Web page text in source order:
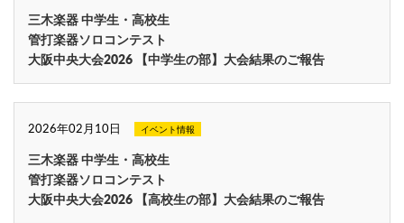
三木楽器 中学生・高校生
管打楽器ソロコンテスト
大阪中央大会2026 【中学生の部】大会結果のご報告
2026年02月10日 イベント情報
三木楽器 中学生・高校生
管打楽器ソロコンテスト
大阪中央大会2026 【高校生の部】大会結果のご報告